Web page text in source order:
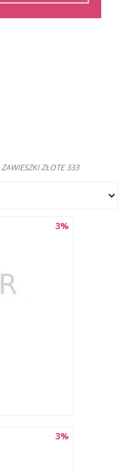
ZAWIESZKI ZŁOTE 333
3%
3%